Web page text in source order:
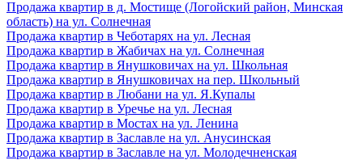
Продажа квартир в д. Мостище (Логойский район, Минская
область) на ул. Солнечная
Продажа квартир в Чеботарях на ул. Лесная
Продажа квартир в Жабичах на ул. Солнечная
Продажа квартир в Янушковичах на ул. Школьная
Продажа квартир в Янушковичах на пер. Школьный
Продажа квартир в Любани на ул. Я.Купалы
Продажа квартир в Уречье на ул. Лесная
Продажа квартир в Мостах на ул. Ленина
Продажа квартир в Заславле на ул. Анусинская
Продажа квартир в Заславле на ул. Молодечненская